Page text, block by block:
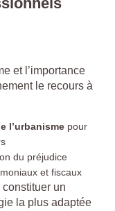
et l’importance
le recours à
l’urbanisme pour
du préjudice
et fiscaux
un
la plus adaptée